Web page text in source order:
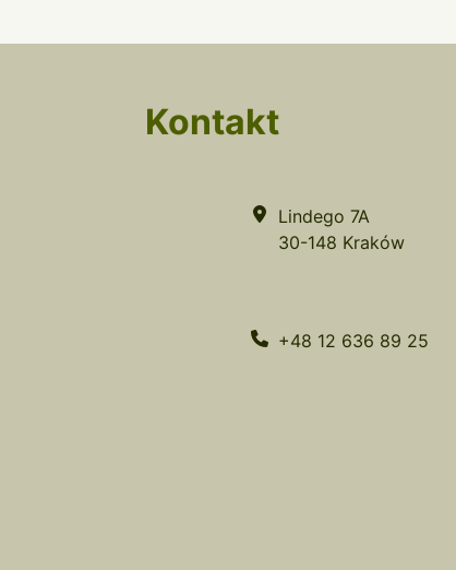
Kontakt
Lindego 7A
30-148 Kraków
+48 12 636 89 25